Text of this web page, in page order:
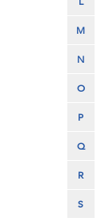
M
N
O
P
Q
R
S